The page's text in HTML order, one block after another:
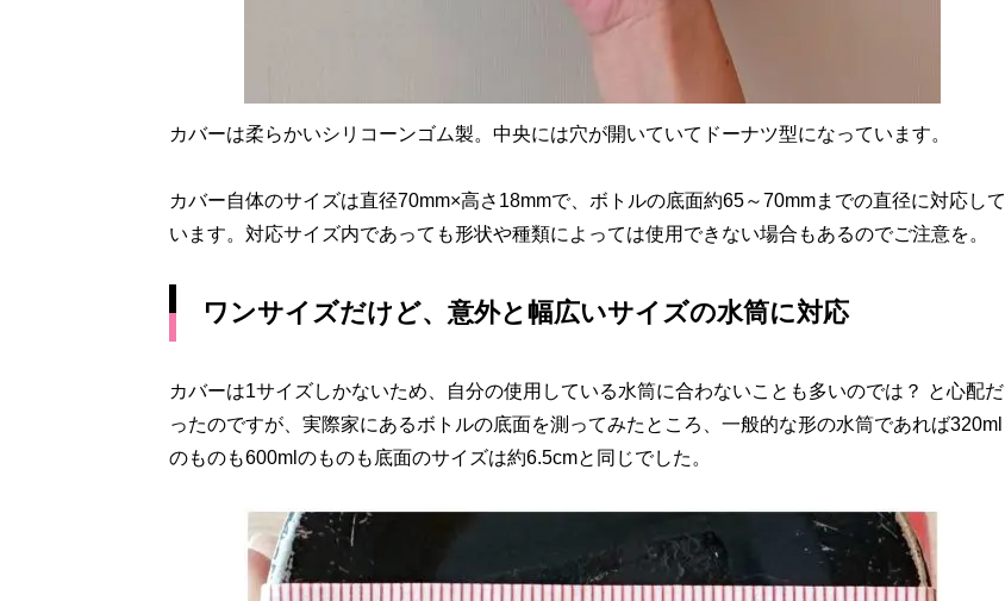
カバーは柔らかいシリコーンゴム製。中央には穴が開いていてドーナツ型になっています。
カバー自体のサイズは直径70mm×高さ18mmで、ボトルの底面約65～70mmまでの直径に対応して
います。対応サイズ内であっても形状や種類によっては使用できない場合もあるのでご注意を。
ワンサイズだけど、意外と幅広いサイズの水筒に対応
カバーは1サイズしかないため、自分の使用している水筒に合わないことも多いのでは？ と心配だ
ったのですが、実際家にあるボトルの底面を測ってみたところ、一般的な形の水筒であれば320ml
のものも600mlのものも底面のサイズは約6.5cmと同じでした。